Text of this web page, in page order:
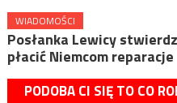
WIADOMOŚCI
Posłanka Lewicy
płacić Niemcom reparacje
PODOBA CI SIĘ TO CO